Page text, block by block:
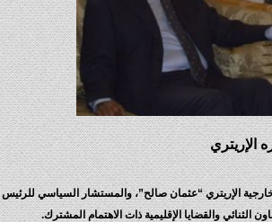
الإريتري
الإريتري “عثمان صالح”، والمستشار السياسي للرئيس
والقضايا الإقليمية ذات الاهتمام المشترك.